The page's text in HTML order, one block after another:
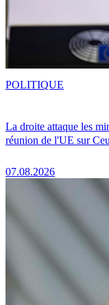
La droite attaque les
réunion de l'UE sur
07.08.2026
POLITIQUE